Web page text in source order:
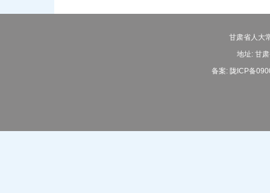
甘肃省人大
地址: 甘
备案: 陇ICP备